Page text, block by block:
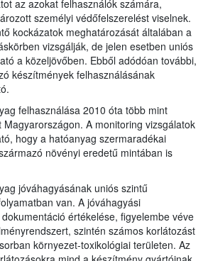
az azokat felhasználók számára,
személyi védőfelszerelést viselnek.
kockázatok meghatározását általában a
vizsgálják, de jelen esetben uniós
a közeljövőben. Ebből adódóan további,
készítmények felhasználásának
felhasználása 2010 óta több mint
A monitoring vizsgálatok
hogy a hatóanyag szermaradékai
növényi eredetű mintában is
jóváhagyásának uniós szintű
van. A jóváhagyási
értékelése, figyelembe véve
szintén számos korlátozást
környezet-toxikológiai területen. Az